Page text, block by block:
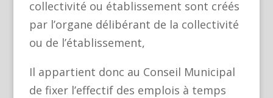
collectivité ou établissement sont créés
par l’organe délibérant de la collectivité
ou de l’établissement,
Il appartient donc au Conseil Municipal
de fixer l’effectif des emplois à temps